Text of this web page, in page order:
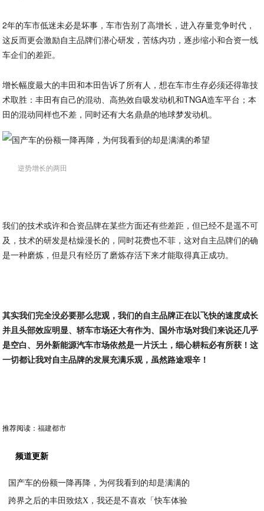
2年的车市低迷未必是坏事，车市告别了高增长，进入存量竞争时代，
这反而更会激励自主品牌们潜心研发，苦练内功，逐步缩小和合资一线
车企们的差距。
增长幅度最大的丰田和本田告诉了所有人，想在车市生存必须还得靠技
术取胜：丰田有自己的混动、高热效自吸发动机和TNGA造车平台；本
田的混动同样也不差，同时还有大名鼎鼎的地球梦发动机。
逆势增长的两田
我们的技术或许和合资品牌在某些方面还有些差距，但已经不是遥不可
及，技术的研发是枯燥漫长的，同时花费也不菲，这对自主品牌们的确
是一种磨炼，但是只有经历了磨炼存活下来才能取得真正成功。
其实我们完全没必要那么悲观，我们的自主品牌正在以飞快的速度成长
并且头部效应明显、轿车市场还大有作为、国外市场对我们来说还几乎
是空白、另外新能源汽车市场依然是一片沃土，细心耕耘必有所获！这
一切都让我对自主品牌的发展充满乐观，虽然路途艰辛！
推荐阅读：福建都市
频道更新
国产车的份额一降再降，为何我看到的却是满满的
跨界之后的丰田致炫X，我还是不喜欢「快车体验